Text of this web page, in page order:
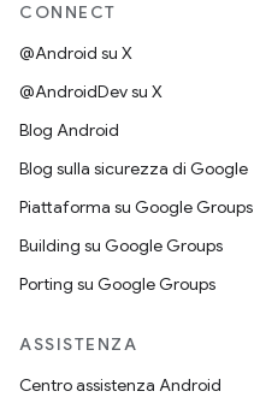
CONNECT
@Android su X
@AndroidDev su X
Blog Android
Blog sulla sicurezza di Google
Piattaforma su Google Groups
Building su Google Groups
Porting su Google Groups
ASSISTENZA
Centro assistenza Android